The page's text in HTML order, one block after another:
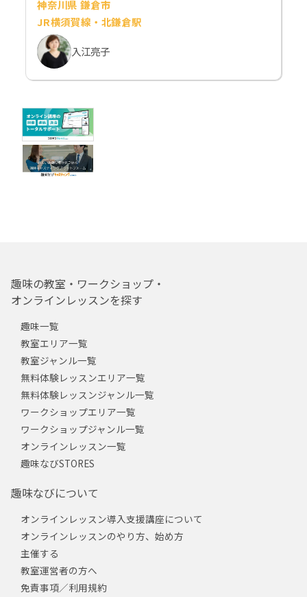
神奈川県 鎌倉市
JR横須賀線・北鎌倉駅
入江亮子
趣味の教室・ワークショップ・
オンラインレッスンを探す
趣味一覧
教室エリア一覧
教室ジャンル一覧
無料体験レッスンエリア一覧
無料体験レッスンジャンル一覧
ワークショップエリア一覧
ワークショップジャンル一覧
オンラインレッスン一覧
趣味なびSTORES
趣味なびについて
オンラインレッスン導入支援講座について
オンラインレッスンのやり方、始め方
主催する
教室運営者の方へ
免責事項／利用規約